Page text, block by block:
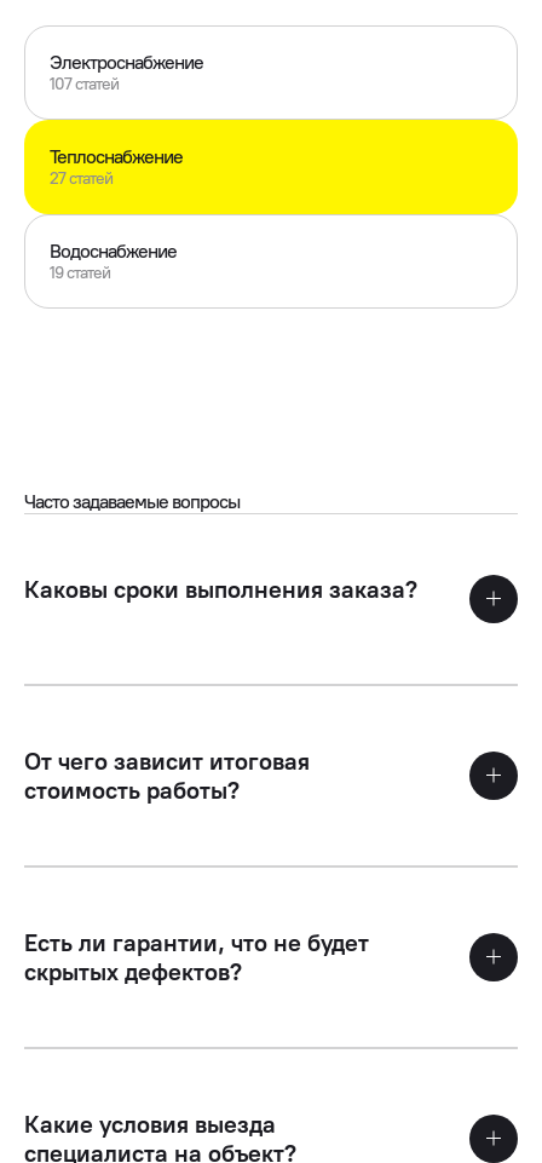
Электроснабжение
107 статей
Теплоснабжение
27 статей
Водоснабжение
19 статей
Часто задаваемые вопросы
Каковы сроки выполнения заказа?
От чего зависит итоговая
стоимость работы?
Есть ли гарантии, что не будет
скрытых дефектов?
Какие условия выезда
специалиста на объект?